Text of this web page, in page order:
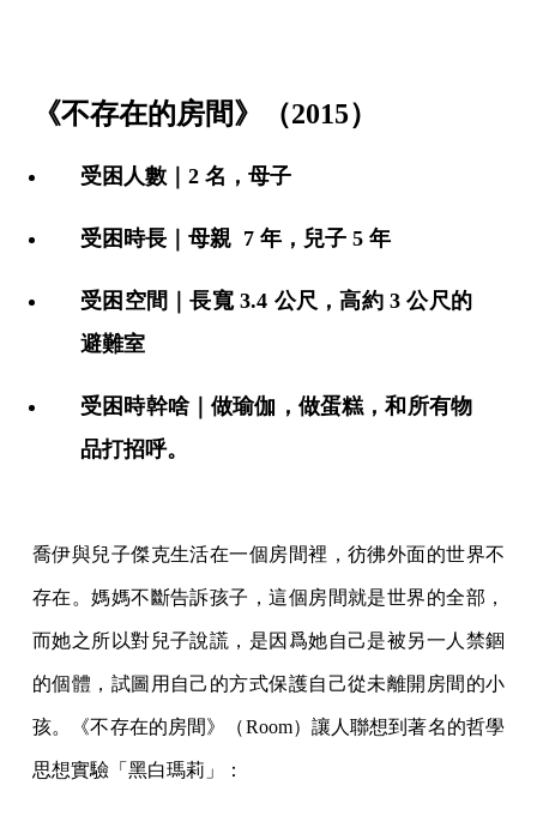
《不存在的房間》（2015）
受困人數｜2 名，母子
受困時長｜母親 7 年，兒子 5 年
受困空間｜長寬 3.4 公尺，高約 3 公尺的
避難室
受困時幹啥｜做瑜伽，做蛋糕，和所有物
品打招呼。
喬伊與兒子傑克生活在一個房間裡，彷彿外面的世界不
存在。媽媽不斷告訴孩子，這個房間就是世界的全部，
而她之所以對兒子說謊，是因爲她自己是被另一人禁錮
的個體，試圖用自己的方式保護自己從未離開房間的小
孩。《不存在的房間》（Room）讓人聯想到著名的哲學
思想實驗「黑白瑪莉」：